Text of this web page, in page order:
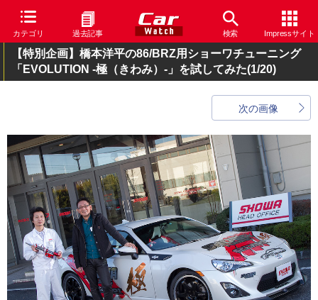
カテゴリ 過去記事 検索 Impressサイト
【特別企画】橋本洋平の86/BRZ用ショーワチューニング
「EVOLUTION -極（きわみ）-」を試してみた(1/20)
次の画像